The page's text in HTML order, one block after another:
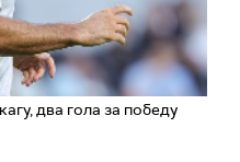
два гола за победу